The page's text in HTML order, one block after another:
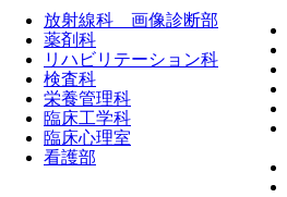
放射線科 画像診断部
薬剤科
リハビリテーション科
検査科
栄養管理科
臨床工学科
臨床心理室
看護部